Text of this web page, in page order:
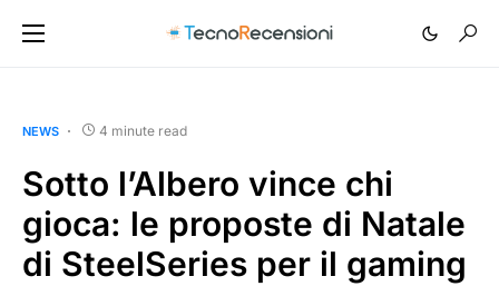
NEWS 4 minute read
Sotto l’Albero vince chi
gioca: le proposte di Natale
di SteelSeries per il gaming